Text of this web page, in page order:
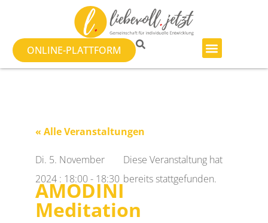
ONLINE-PLATTFORM
« Alle Veranstaltungen
Di. 5. November
2024 : 18:00- 18:30
Diese Veranstaltung hat
bereits stattgefunden.
AMODINI
Meditation